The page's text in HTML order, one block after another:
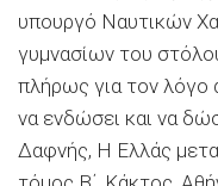
υπουργό Ναυτικών
γυμνασίων του
πλήρως για τον λόγο
να ενδώσει και να
∆αφνής, Η Ελλάς